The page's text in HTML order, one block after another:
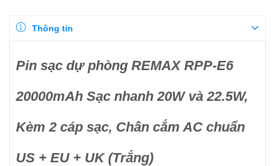
Thông tin
Pin sạc dự phòng REMAX RPP-E6
20000mAh Sạc nhanh 20W và 22.5W,
Kèm 2 cáp sạc, Chân cắm AC chuẩn
US + EU + UK (Trắng)